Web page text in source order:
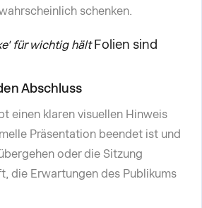
schenken.
für wichtig hältFolien sind
Abschluss
einen klaren visuellen Hinweis
Präsentation beendet ist und
oder die Sitzung
die Erwartungen des Publikums